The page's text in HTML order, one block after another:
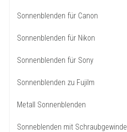
Sonnenblenden für Canon
Sonnenblenden für Nikon
Sonnenblenden für Sony
Sonnenblenden zu Fujilm
Metall Sonnenblenden
Sonneblenden mit Schraubgewinde